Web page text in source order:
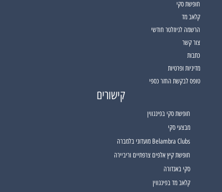
חופשת סקי
קלאב מד
הרשמה לניוזלטר חודשי
צור קשר
כתבות
מדיניות ופרטיות
טופס לבקשת החזר כספי
קישורים
חופשת סקי בפינגווין
מבצעי סקי
Belambra Clubs מועדוני בלמברה
חופשת קיץ אלפים צרפתיים וריביירה
סקי באנדורה
קלאב מד בפינגווין